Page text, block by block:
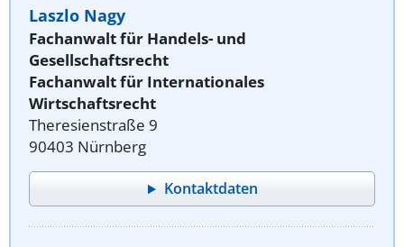
Laszlo Nagy
Fachanwalt für Handels- und
Gesellschaftsrecht
Fachanwalt für Internationales
Wirtschaftsrecht
Theresienstraße 9
90403 Nürnberg
Kontaktdaten